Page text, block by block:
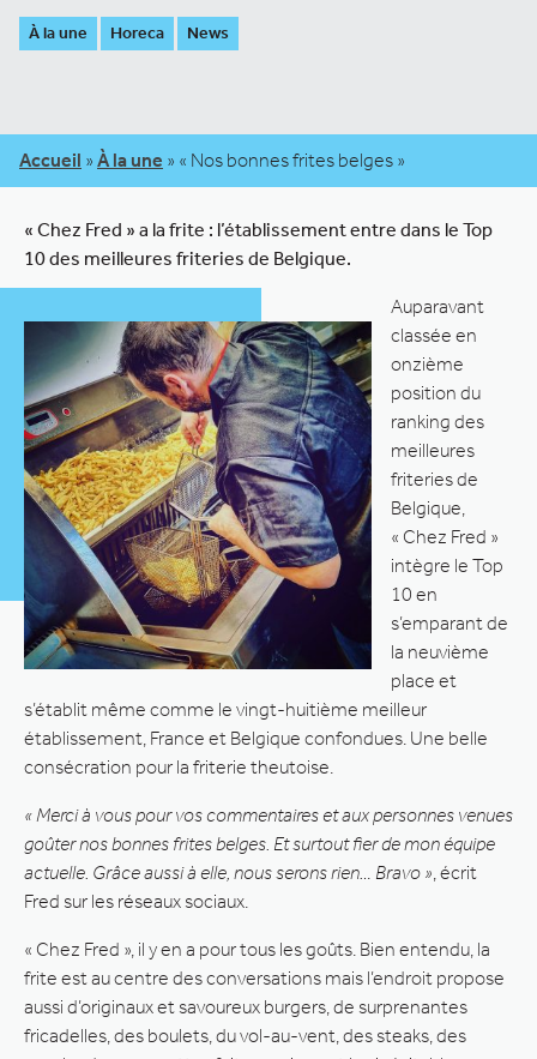
À la une Horeca News
Accueil » À la une » « Nos bonnes frites belges »
« Chez Fred » a la frite : l’établissement entre dans le Top
10 des meilleures friteries de Belgique.
Auparavant
classée en
onzième
position du
ranking des
meilleures
friteries de
Belgique,
« Chez Fred »
intègre le Top
10 en
s’emparant de
la neuvième
place et
s’établit même comme le vingt-huitième meilleur
établissement, France et Belgique confondues. Une belle
consécration pour la friterie theutoise.
« Merci à vous pour vos commentaires et aux personnes venues
goûter nos bonnes frites belges. Et surtout fier de mon équipe
actuelle. Grâce aussi à elle, nous serons rien… Bravo » , écrit
Fred sur les réseaux sociaux.
« Chez Fred », il y en a pour tous les goûts. Bien entendu, la
frite est au centre des conversations mais l’endroit propose
aussi d’originaux et savoureux burgers, de surprenantes
fricadelles, des boulets, du vol-au-vent, des steaks, des